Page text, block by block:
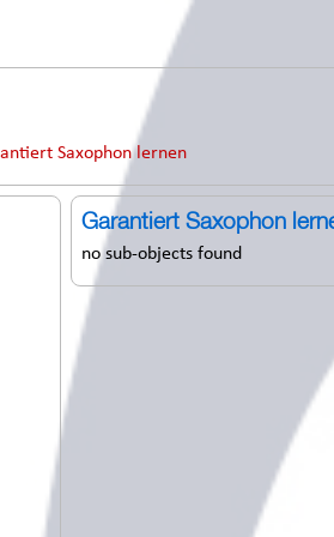
Saxophon lernen
Garantiert Saxophon
no sub-objects found